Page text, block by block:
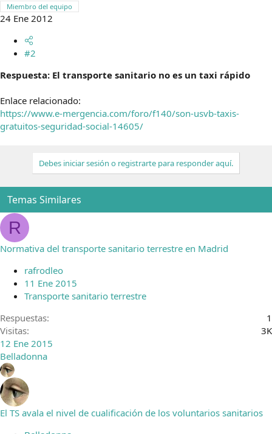
Miembro del equipo
24 Ene 2012
#2
Respuesta: El transporte sanitario no es un taxi rápido
Enlace relacionado:
https://www.e-mergencia.com/foro/f140/son-usvb-taxis-
gratuitos-seguridad-social-14605/
Debes iniciar sesión o registrarte para responder aquí.
Temas Similares
R
Normativa del transporte sanitario terrestre en Madrid
rafrodleo
11 Ene 2015
Transporte sanitario terrestre
Respuestas
1
Visitas
3K
12 Ene 2015
Belladonna
El TS avala el nivel de cualificación de los voluntarios sanitarios